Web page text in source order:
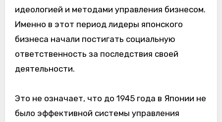
идеологией и методами управления бизнесом.
Именно в этот период лидеры японского
бизнеса начали постигать социальную
ответственность за последствия своей
деятельности.
Это не означает, что до 1945 года в Японии не
было эффективной системы управления